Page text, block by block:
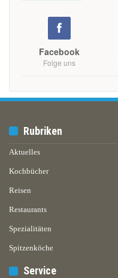
Facebook
Folge uns
Rubriken
Aktuelles
Kochbücher
Reisen
Restaurants
Spezialitäten
Spitzenköche
Service